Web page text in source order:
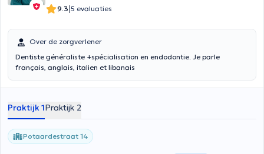
9.3|5 evaluaties
Over de zorgverlener
Dentiste généraliste +spécialisation en endodontie. Je parle
français, anglais, italien et libanais
Praktijk 1Praktijk 2
Potaardestraat 14